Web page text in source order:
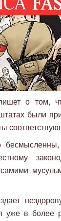
о том,
были
уже в более